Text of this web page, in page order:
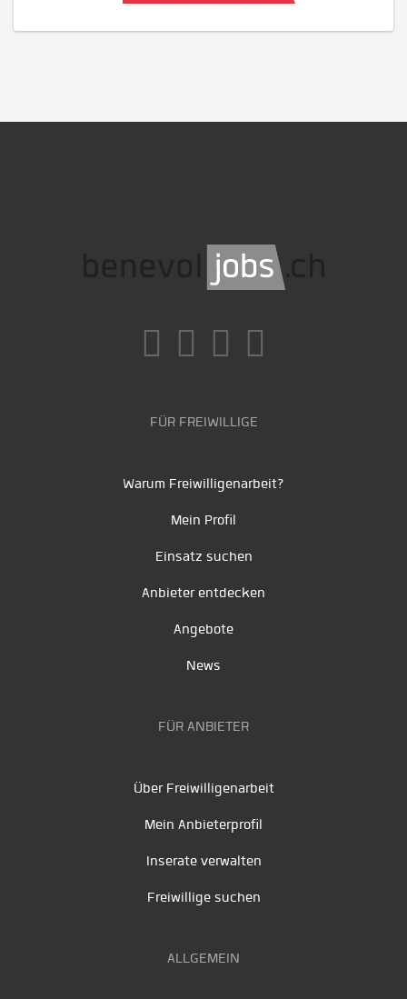
FÜR FREIWILLIGE
Warum Freiwilligenarbeit?
Mein Profil
Einsatz suchen
Anbieter entdecken
Angebote
News
FÜR ANBIETER
Über Freiwilligenarbeit
Mein Anbieterprofil
Inserate verwalten
Freiwillige suchen
ALLGEMEIN